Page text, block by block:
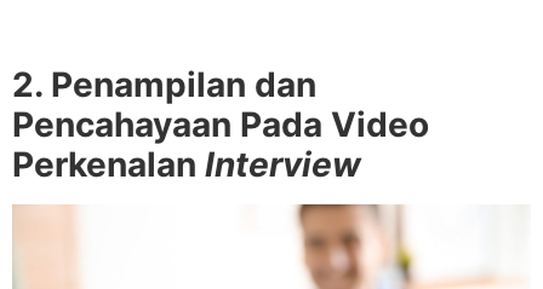
2. Penampilan dan
Pencahayaan Pada Video
Perkenalan Interview